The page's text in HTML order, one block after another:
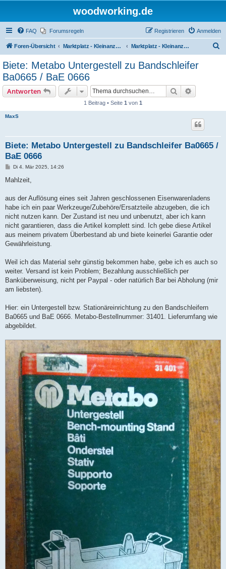
woodworking.de
FAQ Forumsregeln Anmelden
Registrieren
Foren-Übersicht Marktplatz - Kleinanzeigen auf Woodworking.de Marktplatz - Kleinanzeigen
Biete: Metabo Untergestell zu Bandschleifer
Ba0665 / BaE 0666
Antworten Suche
1 Beitrag • Seite 1 von 1
MaxS
Biete: Metabo Untergestell zu Bandschleifer Ba0665 /
BaE 0666
B
i
a
Di 4. Mär 2025, 14:26
Mahlzeit,
aus der Auflösung eines seit Jahren geschlossenen Eisenwarenladens
habe ich ein paar Werkzeuge/Zubehöre/Ersatzteile abzugeben, die ich
nicht nutzen kann. Der Zustand ist neu und unbenutzt, aber ich kann
nicht garantieren, dass die Artikel komplett sind. Ich gebe diese Artikel
aus meinem privatem Überbestand ab und biete keinerlei Garantie oder
Gewährleistung.
Weil ich das Material sehr günstig bekommen habe, gebe ich es auch so
weiter. Versand ist kein Problem; Bezahlung ausschließlich per
Banküberweisung, nicht per Paypal - oder natürlich Bar bei Abholung (mir
am liebsten).
Hier: ein Untergestell bzw. Stationäreinrichtung zu den Bandschleifern
Ba0665 und BaE 0666. Metabo-Bestellnummer: 31401. Lieferumfang wie
abgebildet.